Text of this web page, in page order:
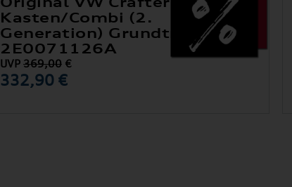
Kasten/Combi (2.
Generation) Grundträger Satz
2E0071126A
UVP369,00 €
332,90 €